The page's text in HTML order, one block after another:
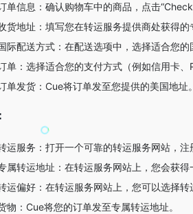
单信息：确认购物车中的商品，点击“Check
货地址：填写您在转运服务提供商处获得的
际配送方式：在配送选项中，选择适合您的
单：选择适合您的支付方式（例如信用卡、
单发货：Cue将订单发至您提供的美国地址。
运服务：打开一个可靠的转运服务网站，注
属转运地址：在转运服务网站上，您会获得
运偏好：在转运服务网站上，您可以选择转
物：Cue将您的订单发至专属转运地址。